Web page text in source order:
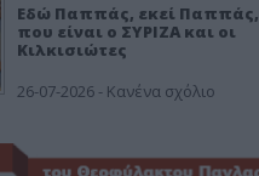
Εδώ Παππάς, εκεί Παππάς,
που είναι ο ΣΥΡΙΖΑ και οι
Κιλκισιώτες
26-07-2026 - Κανένα σχόλιο